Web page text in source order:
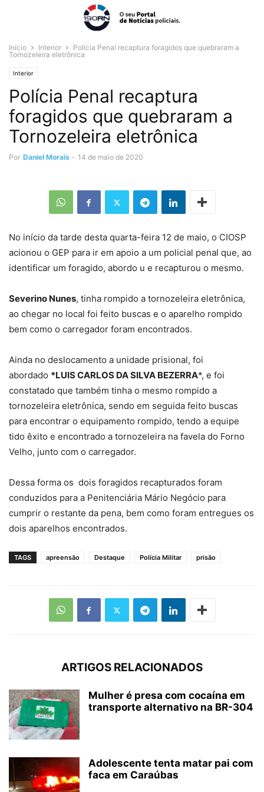
Início Interior
Polícia Penal recaptura foragidos que quebraram a
Tornozeleira eletrônica
Interior
Polícia Penal recaptura
foragidos que quebraram a
Tornozeleira eletrônica
Por Daniel Morais - 14 de maio de 2020
No início da tarde desta quarta-feira 12 de maio, o CIOSP
acionou o GEP para ir em apoio a um policial penal que, ao
identificar um foragido, abordo u e recapturou o mesmo.
Severino Nunes, tinha rompido a tornozeleira eletrônica,
ao chegar no local foi feito buscas e o aparelho rompido
bem como o carregador foram encontrados.
Ainda no deslocamento a unidade prisional, foi
abordado *LUIS CARLOS DA SILVA BEZERRA*, e foi
constatado que também tinha o mesmo rompido a
tornozeleira eletrônica, sendo em seguida feito buscas
para encontrar o equipamento rompido, tendo a equipe
tido êxito e encontrado a tornozeleira na favela do Forno
Velho, junto com o carregador.
Dessa forma os dois foragidos recapturados foram
conduzidos para a Penitenciária Mário Negócio para
cumprir o restante da pena, bem como foram entregues os
dois aparelhos encontrados.
TAGS apreensão Destaque Polícia Militar prisão
ARTIGOS RELACIONADOS
Mulher é presa com cocaína em
transporte alternativo na BR-304
Adolescente tenta matar pai com
faca em Caraúbas